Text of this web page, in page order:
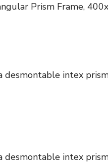
Prism Frame,
desmontable intex
desmontable intex